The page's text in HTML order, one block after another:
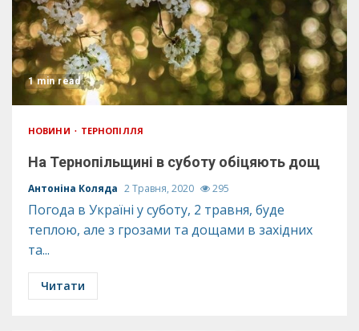
1 min read
НОВИНИ ТЕРНОПІЛЛЯ
На Тернопільщині в суботу обіцяють дощ
Антоніна Коляда 2 Травня, 2020 295
Погода в Україні у суботу, 2 травня, буде
теплою, але з грозами та дощами в західних
та...
Читати